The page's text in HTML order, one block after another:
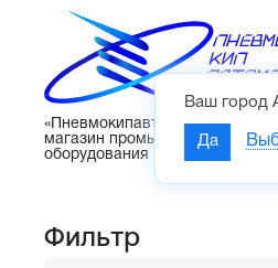
«Пневмокипавтоматика» –
магазин промышленного
оборудования
Ваш город
Да
Фильтр